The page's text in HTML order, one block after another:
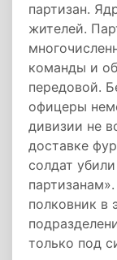
партизан.
жителей.
команды и
передовой.
офицеры
дивизии не
доставке
солдат
полковник в
только под